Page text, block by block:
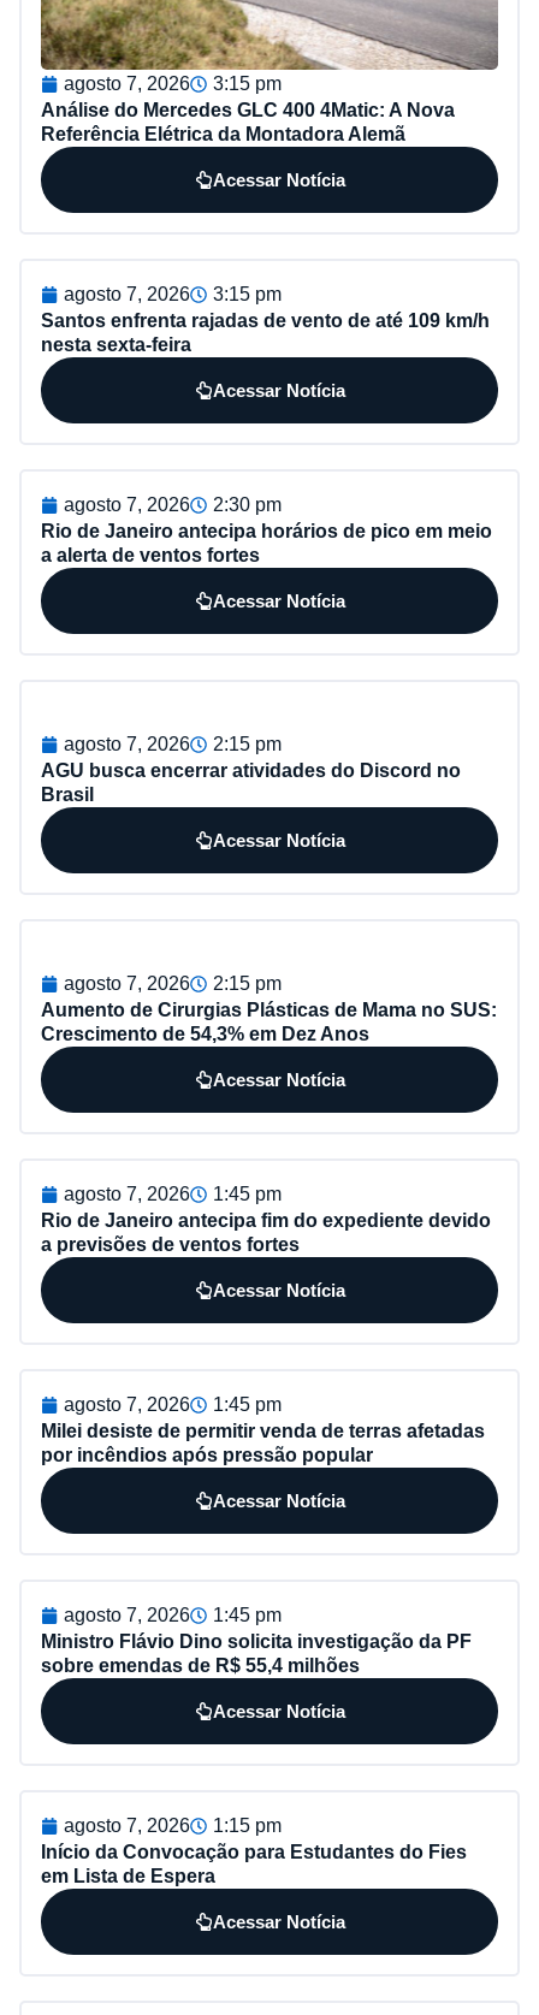
agosto 7, 2026
3:15 pm
Análise do Mercedes GLC 400 4Matic: A Nova
Referência Elétrica da Montadora Alemã
Acessar Notícia
agosto 7, 2026
3:15 pm
Santos enfrenta rajadas de vento de até 109 km/h
nesta sexta-feira
Acessar Notícia
agosto 7, 2026
2:30 pm
Rio de Janeiro antecipa horários de pico em meio
a alerta de ventos fortes
Acessar Notícia
agosto 7, 2026
2:15 pm
AGU busca encerrar atividades do Discord no
Brasil
Acessar Notícia
agosto 7, 2026
2:15 pm
Aumento de Cirurgias Plásticas de Mama no SUS:
Crescimento de 54,3% em Dez Anos
Acessar Notícia
agosto 7, 2026
1:45 pm
Rio de Janeiro antecipa fim do expediente devido
a previsões de ventos fortes
Acessar Notícia
agosto 7, 2026
1:45 pm
Milei desiste de permitir venda de terras afetadas
por incêndios após pressão popular
Acessar Notícia
agosto 7, 2026
1:45 pm
Ministro Flávio Dino solicita investigação da PF
sobre emendas de R$ 55,4 milhões
Acessar Notícia
agosto 7, 2026
1:15 pm
Início da Convocação para Estudantes do Fies
em Lista de Espera
Acessar Notícia